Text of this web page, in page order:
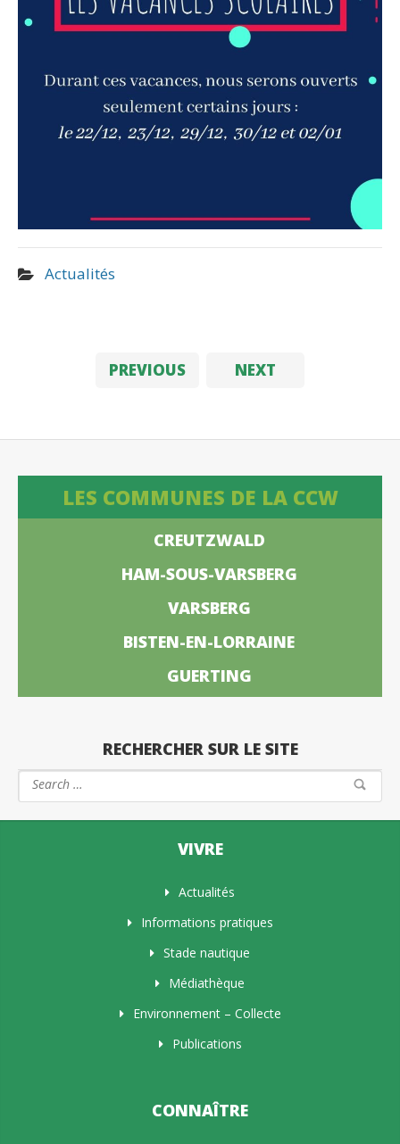
Actualités
PREVIOUS NEXT
LES COMMUNES DE LA CCW
CREUTZWALD
HAM-SOUS-VARSBERG
VARSBERG
BISTEN-EN-LORRAINE
GUERTING
RECHERCHER SUR LE SITE
VIVRE
Actualités
Informations pratiques
Stade nautique
Médiathèque
Environnement – Collecte
Publications
CONNAÎTRE